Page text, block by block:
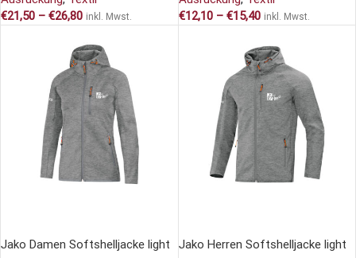
€21,50 – €26,80 inkl. Mwst.
€12,10 – €15,40 inkl. Mwst.
Jako Damen Softshelljacke light Jako Herren Softshelljacke light